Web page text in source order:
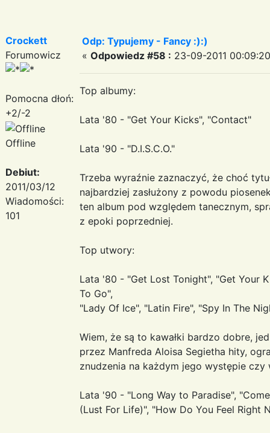
Crockett
Forumowicz
Pomocna dłoń:
+2/-2
Offline
Debiut:
2011/03/12
Wiadomości:
101
Odp: Typujemy - Fancy :):)
« Odpowiedz #58 : 23-09-2011
Top albumy:
Lata '80 - "Get Your Kicks", "Contact"
Lata '90 - "D.I.S.C.O."
Trzeba wyraźnie zaznaczyć, że choć
najbardziej zasłużony z powodu
ten album pod względem tanecznym,
z epoki poprzedniej.
Top utwory:
Lata '80 - "Get Lost Tonight", "Get Your
To Go",
"Lady Of Ice", "Latin Fire", "Spy In The
Wiem, że są to kawałki bardzo dobre,
przez Manfreda Aloisa Segietha hity,
znudzenia na każdym jego występie czy
Lata '90 - "Long Way to Paradise",
(Lust For Life)", "How Do You Feel Right